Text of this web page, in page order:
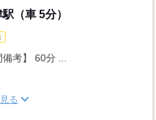
（車 5分）
考】 60分 ...
る